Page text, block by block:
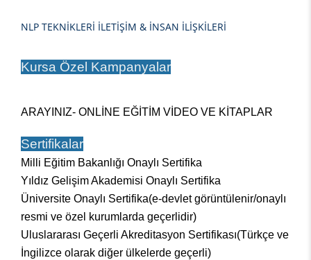
NLP TEKNİKLERİ İLETİŞİM & İNSAN İLİŞKİLERİ
Kursa Özel Kampanyalar
ARAYINIZ- ONLİNE EĞİTİM VİDEO VE KİTAPLAR
Sertifikalar
Milli Eğitim Bakanlığı Onaylı Sertifika
Yıldız Gelişim Akademisi Onaylı Sertifika
Üniversite Onaylı Sertifika(e-devlet görüntülenir/onaylı
resmi ve özel kurumlarda geçerlidir)
Uluslararası Geçerli Akreditasyon Sertifikası(Türkçe ve
İngilizce olarak diğer ülkelerde geçerli)